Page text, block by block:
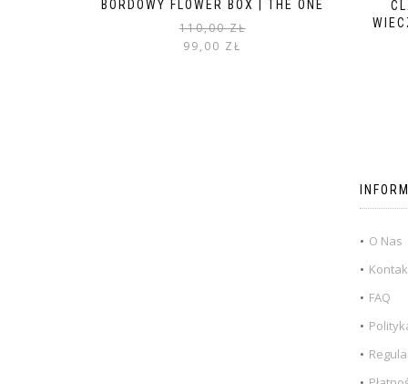
BORDOWY FLOWER BOX | THE ONE
110,00ZŁ
99,00 ZŁ
O Nas
FAQ